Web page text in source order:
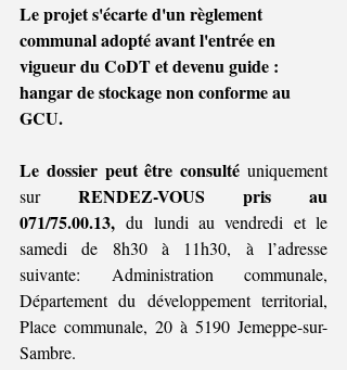
Le projet s'écarte d'un règlement
communal adopté avant l'entrée en
vigueur du CoDT et devenu guide :
hangar de stockage non conforme au
GCU.
Le dossier peut être consulté uniquement
sur RENDEZ-VOUS pris au
071/75.00.13, du lundi au vendredi et le
samedi de 8h30 à 11h30, à l’adresse
suivante: Administration communale,
Département du développement territorial,
Place communale, 20 à 5190 Jemeppe-sur-
Sambre.